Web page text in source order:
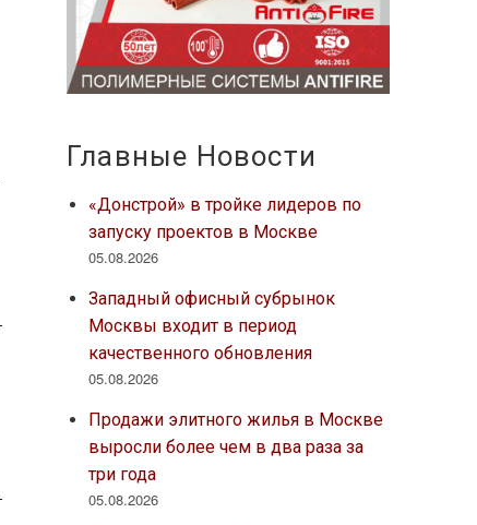
Главные Новости
«Донстрой» в тройке лидеров по
запуску проектов в Москве
05.08.2026
Западный офисный субрынок
Москвы входит в период
качественного обновления
05.08.2026
Продажи элитного жилья в Москве
выросли более чем в два раза за
три года
05.08.2026